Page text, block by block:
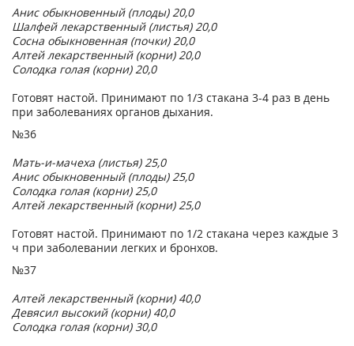
Анис обыкновенный (плоды) 20,0
Шалфей лекарственный (листья) 20,0
Сосна обыкновенная (почки) 20,0
Алтей лекарственный (корни) 20,0
Солодка голая (корни) 20,0
Готовят настой. Принимают по 1/3 стакана 3-4 раз в день
при заболеваниях органов дыхания.
№36
Мать-и-мачеха (листья) 25,0
Анис обыкновенный (плоды) 25,0
Солодка голая (корни) 25,0
Алтей лекарственный (корни) 25,0
Готовят настой. Принимают по 1/2 стакана через каждые 3
ч при заболевании легких и бронхов.
№37
Алтей лекарственный (корни) 40,0
Девясил высокий (корни) 40,0
Солодка голая (корни) 30,0